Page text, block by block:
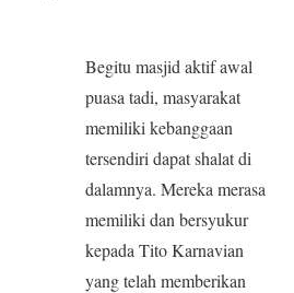
Begitu masjid aktif awal
puasa tadi, masyarakat
memiliki kebanggaan
tersendiri dapat shalat di
dalamnya. Mereka merasa
memiliki dan bersyukur
kepada Tito Karnavian
yang telah memberikan